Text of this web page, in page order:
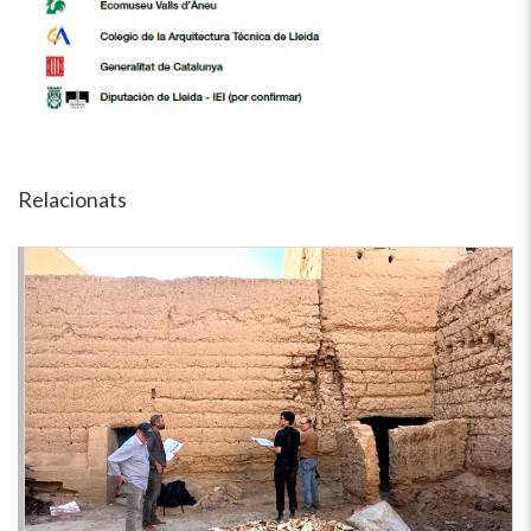
Relacionats